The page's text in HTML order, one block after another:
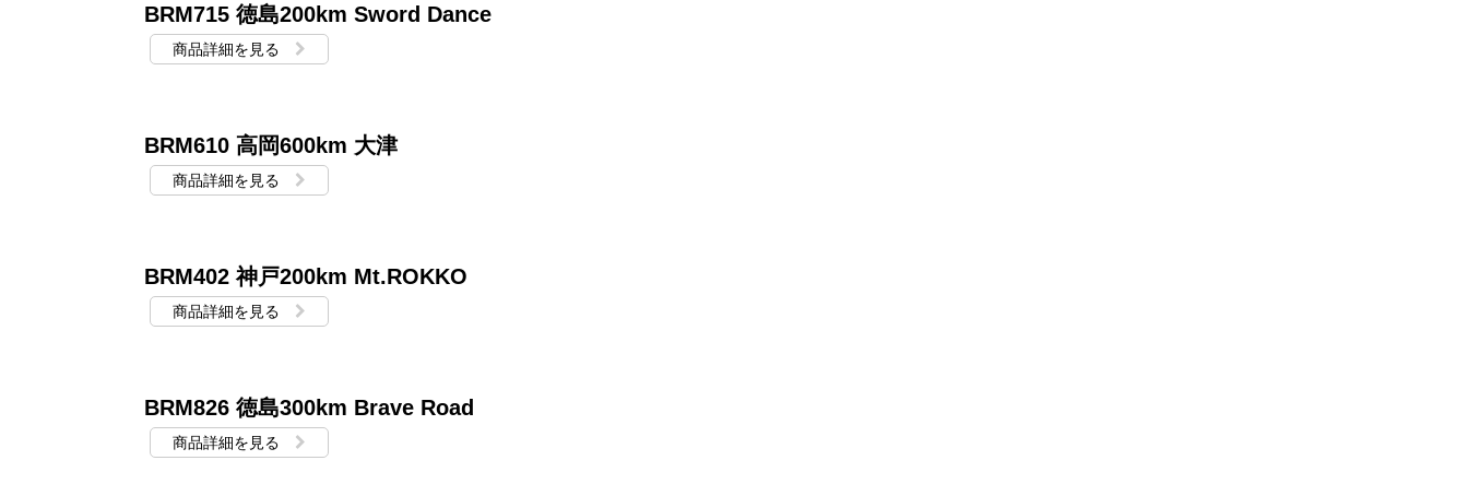
BRM715 徳島200km Sword Dance
商品詳細を見る
BRM610 高岡600km 大津
商品詳細を見る
BRM402 神戸200km Mt.ROKKO
商品詳細を見る
BRM826 徳島300km Brave Road
商品詳細を見る